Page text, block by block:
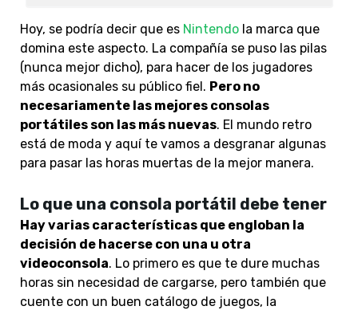
Hoy, se podría decir que es Nintendo la marca que
domina este aspecto. La compañía se puso las pilas
(nunca mejor dicho), para hacer de los jugadores
más ocasionales su público fiel. Pero no
necesariamente las mejores consolas
portátiles son las más nuevas. El mundo retro
está de moda y aquí te vamos a desgranar algunas
para pasar las horas muertas de la mejor manera.
Lo que una consola portátil debe tener
Hay varias características que engloban la
decisión de hacerse con una u otra
videoconsola. Lo primero es que te dure muchas
horas sin necesidad de cargarse, pero también que
cuente con un buen catálogo de juegos, la